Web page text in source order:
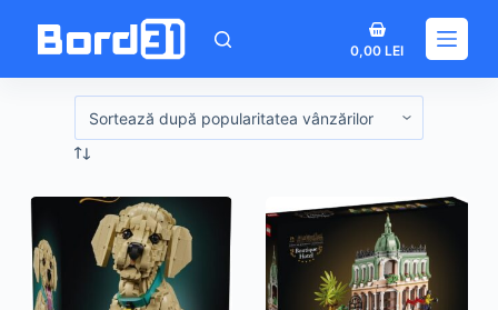
Coș
de
cumpărături
0,00LEI